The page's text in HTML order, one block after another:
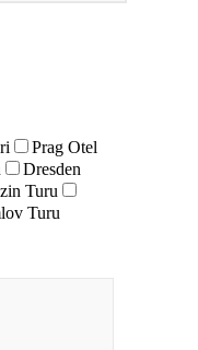
Prag Otel
Dresden
Turu
Turu